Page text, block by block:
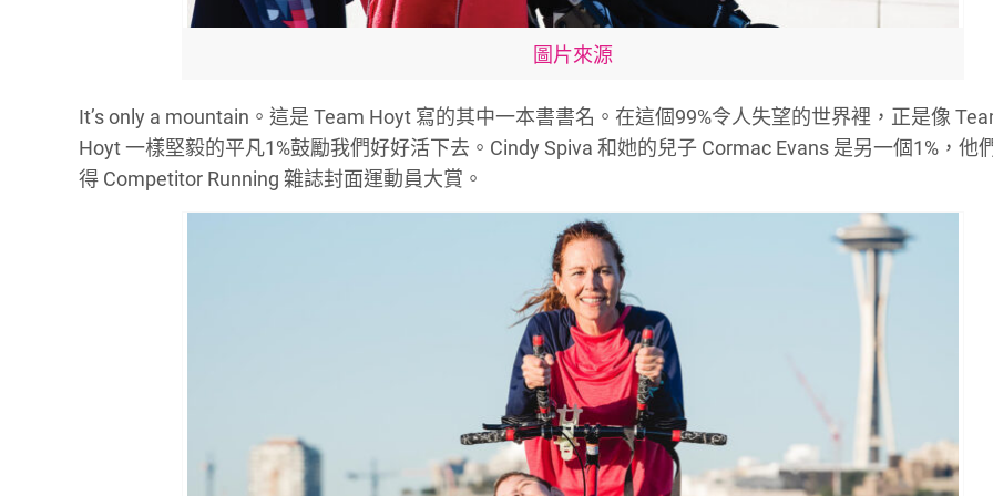
圖片來源
It’s only a mountain 。這是Team Hoyt 寫的其中一本書書名。在這個99%令人失望的世界裡，正是像
Hoyt一樣堅毅的平凡1%鼓勵我們好好活下去。 Cindy Spiva和她的兒子 Cormac Evans 是另一個1% ，他
得 Competitor Running雜誌封面運動員大賞。